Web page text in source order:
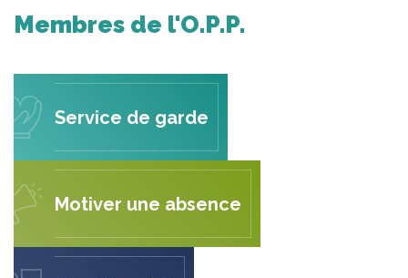
Membres de l'O.P.P.
Service de garde
Motiver une absence